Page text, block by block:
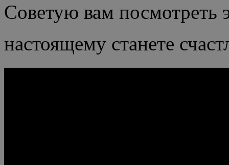
Советую вам посмотреть
настоящему станете